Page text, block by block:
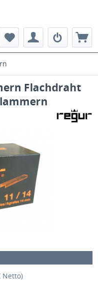
Flachdraht
Netto)